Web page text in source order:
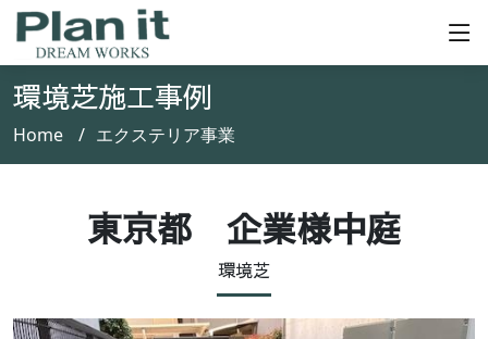
環境芝施工事例
Home エクステリア事業
東京都 企業様中庭
環境芝